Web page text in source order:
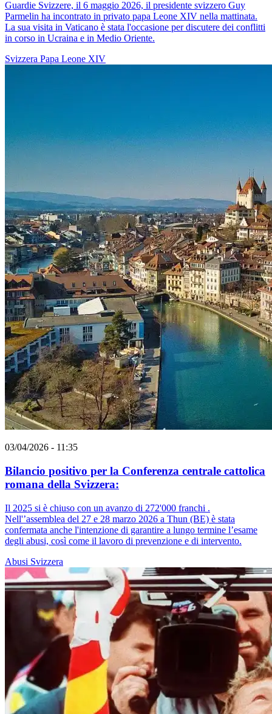
Guardie Svizzere, il 6 maggio 2026, il presidente svizzero Guy
Parmelin ha incontrato in privato papa Leone XIV nella mattinata.
La sua visita in Vaticano è stata l'occasione per discutere dei conflitti
in corso in Ucraina e in Medio Oriente.
Svizzera Papa Leone XIV
03/04/2026 - 11:35
Bilancio positivo per la Conferenza centrale cattolica
romana della Svizzera:
Il 2025 si è chiuso con un avanzo di 272'000 franchi .
Nell'’assemblea del 27 e 28 marzo 2026 a Thun (BE) è stata
confermata anche l'intenzione di garantire a lungo termine l’esame
degli abusi, così come il lavoro di prevenzione e di intervento.
Abusi Svizzera